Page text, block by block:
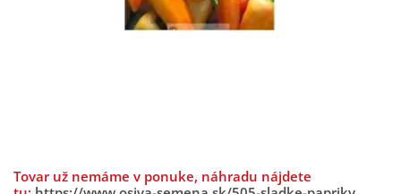
Tovar už nemáme v ponuke, náhradu nájdete